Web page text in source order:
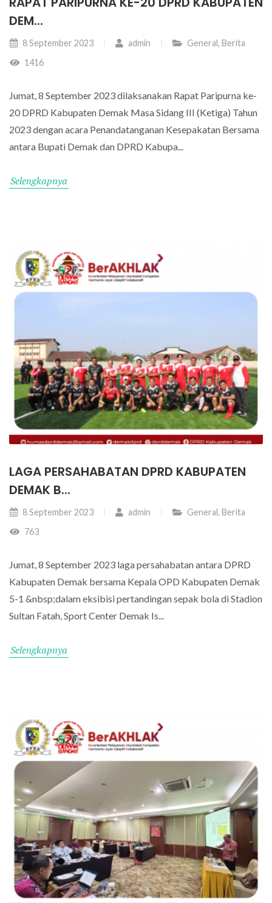
DEM...
8 September 2023 admin General, Berita
1416
Jumat, 8 September 2023 dilaksanakan Rapat Paripurna ke-
20 DPRD Kabupaten Demak Masa Sidang III (Ketiga) Tahun
2023 dengan acara Penandatanganan Kesepakatan Bersama
antara Bupati Demak dan DPRD Kabupa...
Selengkapnya
LAGA PERSAHABATAN DPRD KABUPATEN
DEMAK B...
8 September 2023 admin General, Berita
763
Jumat, 8 September 2023 laga persahabatan antara DPRD
Kabupaten Demak bersama Kepala OPD Kabupaten Demak
5-1 &nbsp;dalam eksibisi pertandingan sepak bola di Stadion
Sultan Fatah, Sport Center Demak Is...
Selengkapnya